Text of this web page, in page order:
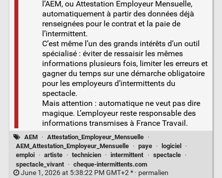
l’AEM, ou Attestation Employeur Mensuelle,
automatiquement à partir des données déjà
renseignées pour le contrat et la paie de
l’intermittent.
C’est même l’un des grands intérêts d’un outil
spécialisé : éviter de ressaisir les mêmes
informations plusieurs fois, limiter les erreurs et
gagner du temps sur une démarche obligatoire
pour les employeurs d’intermittents du
spectacle.
Mais attention : automatique ne veut pas dire
magique. L’employeur reste responsable des
informations transmises à France Travail.
AEM · Attestation_Employeur_Mensuelle
·
AEM_Attestation_Employeur_Mensuelle
· paye · logiciel
·
emploi
· artiste · technicien · intermittent · spectacle
·
spectacle_vivant
· cheque-intermittents.com
June 1, 2026 at 5:38:22 PM GMT+2 * · permalien